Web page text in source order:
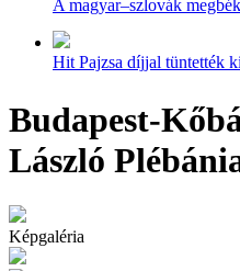
A magyar–szlovák
Hit Pajzsa díjjal tüntették
Budapest-
László
Képgaléria